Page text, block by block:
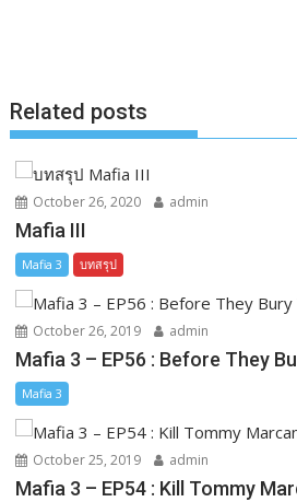
k
e
r
Related posts
October 26, 2020 admin
Mafia III
Mafia 3 บทสรุป
October 26, 2019 admin
Mafia 3 – EP56 : Before They
Mafia 3
October 25, 2019 admin
Mafia 3 – EP54 : Kill Tommy